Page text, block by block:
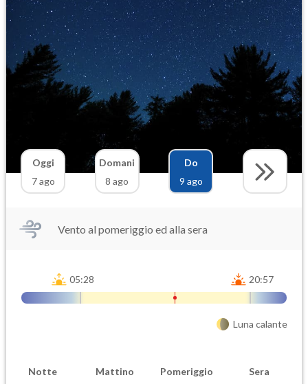
Oggi
7 ago
Domani
8 ago
Do
9 ago
Vento al pomeriggio ed alla sera
05:28 20:57
Luna calante
Notte Mattino Pomeriggio Sera